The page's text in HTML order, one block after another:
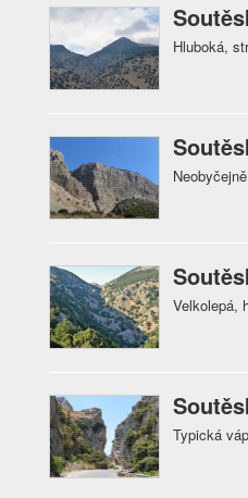
Hluboká,
Velkolepá,
Typická